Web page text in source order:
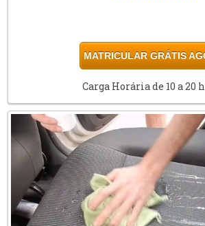
MATRICULAR GRÁTIS
Carga Horária de 10 a 20